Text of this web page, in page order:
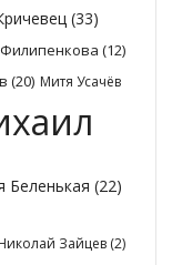
(33)
(12)
(20) Митя Усачёв
Беленькая (22)
Зайцев (2)